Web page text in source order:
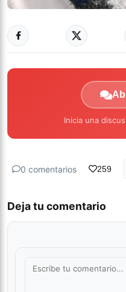
Inicia una
0 comentarios 259
Deja tu comentario